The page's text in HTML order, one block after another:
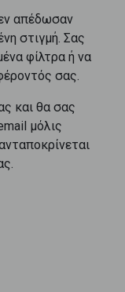
απέδωσαν
στιγμή. Σας
φίλτρα ή να
σας.
και θα σας
μόλις